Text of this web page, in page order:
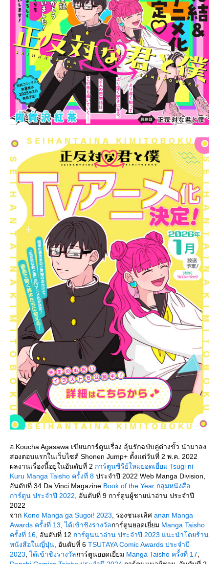
อ.Koucha Agasawa เขียนการ์ตูนเรื่อง ลุ้นรักฉบับคู่ต่างขั้ว นำมาลง
สองตอนแรกในเว็บไซต์ Shonen Jump+ ตั้งแต่วันที่ 2 พ.ค. 2022
ผลงานเรื่องนี้อยู่ในอันดับที่ 2 การ์ตูนซีรีย์ใหม่ยอดเยี่ยม Tsugi ni
Kuru Manga Taisho ครั้งที่ 8 ประจำปี 2022 Web Manga Division,
อันดับที่ 34 Da Vinci Magazine Book of the Year กลุ่มหนังสือ
การ์ตูน ประจำปี 2022, อันดับที่ 9 การ์ตูนผู้ชายน่าอ่าน ประจำปี
2022
จาก Kono Manga ga Sugoi! 2023, รองชนะเลิศ anan Manga
Awards ครั้งที่ 13,ได้เข้าชิงรางวัลการ์ตูนยอดเยี่ยม Manga Taisho
ครั้งที่ 16, อันดับที่ 12 การ์ตูนน่าอ่าน ประจำปี 2023 แนะนำโดยร้าน
หนังสือในญี่ปุ่น, อันดับที่ 6 TSUTAYA Comic Awards ประจำปี
2023,ได้เข้าชิงรางวัลการ์ตูนยอดเยี่ยม Manga Taisho ครั้งที่ 17,